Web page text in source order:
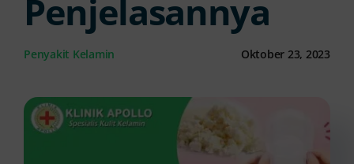
Kontak Kami
Penjelasannya
Penyakit Kelamin Oktober 23, 2023